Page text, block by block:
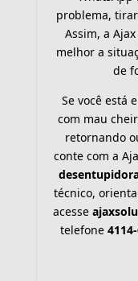
problema,
Assim, a
melhor a
de
Se você está
com mau
retornando
conte com a
técnico,
acesse
telefone